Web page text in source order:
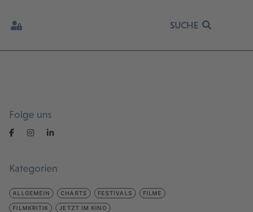
SUCHE
Folge uns
Kategorien
ALLGEMEIN CHARTS FESTIVALS FILME
FILMKRITIK JETZT IM KINO